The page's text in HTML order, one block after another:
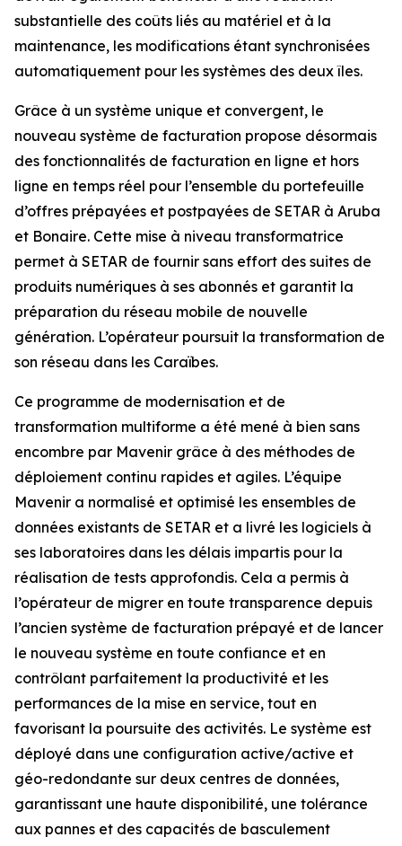
substantielle des coûts liés au matériel et à la
maintenance, les modifications étant synchronisées
automatiquement pour les systèmes des deux îles.
Grâce à un système unique et convergent, le
nouveau système de facturation propose désormais
des fonctionnalités de facturation en ligne et hors
ligne en temps réel pour l’ensemble du portefeuille
d’offres prépayées et postpayées de SETAR à Aruba
et Bonaire. Cette mise à niveau transformatrice
permet à SETAR de fournir sans effort des suites de
produits numériques à ses abonnés et garantit la
préparation du réseau mobile de nouvelle
génération. L’opérateur poursuit la transformation de
son réseau dans les Caraïbes.
Ce programme de modernisation et de
transformation multiforme a été mené à bien sans
encombre par Mavenir grâce à des méthodes de
déploiement continu rapides et agiles. L’équipe
Mavenir a normalisé et optimisé les ensembles de
données existants de SETAR et a livré les logiciels à
ses laboratoires dans les délais impartis pour la
réalisation de tests approfondis. Cela a permis à
l’opérateur de migrer en toute transparence depuis
l’ancien système de facturation prépayé et de lancer
le nouveau système en toute confiance et en
contrôlant parfaitement la productivité et les
performances de la mise en service, tout en
favorisant la poursuite des activités. Le système est
déployé dans une configuration active/active et
géo-redondante sur deux centres de données,
garantissant une haute disponibilité, une tolérance
aux pannes et des capacités de basculement